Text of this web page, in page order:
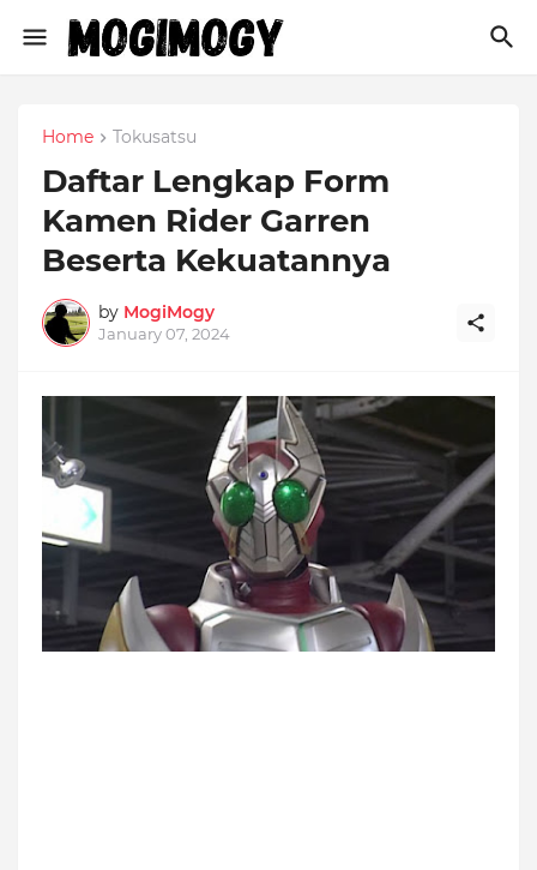
Home Tokusatsu
Daftar Lengkap Form
Kamen Rider Garren
Beserta Kekuatannya
by MogiMogy
January 07, 2024